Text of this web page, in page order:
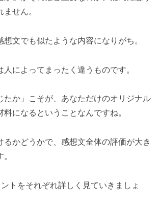
せん。
文でも似たような内容になりがち。
によってまったく違うものです。
たか」こそが、あなただけのオリジナル
になるということなんですね。
るかどうかで、感想文全体の評価が大き
トをそれぞれ詳しく見ていきましょ